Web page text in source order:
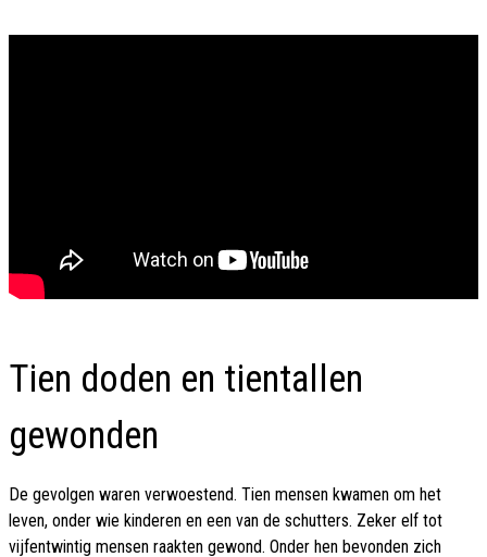
Tien doden en tientallen
gewonden
De gevolgen waren verwoestend. Tien mensen kwamen om het
leven, onder wie kinderen en een van de schutters. Zeker elf tot
vijfentwintig mensen raakten gewond. Onder hen bevonden zich